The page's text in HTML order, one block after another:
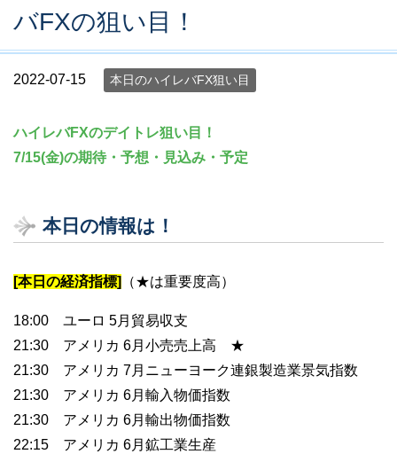
バFXの狙い目！
2022-07-15 本日のハイレバFX狙い目
ハイレバFXのデイトレ狙い目！
7/15(金)の期待・予想・見込み・予定
本日の情報は！
[本日の経済指標] （★は重要度高）
18:00 ユーロ 5月貿易収支
21:30 アメリカ 6月小売売上高 ★
21:30 アメリカ 7月ニューヨーク連銀製造業景気指数
21:30 アメリカ 6月輸入物価指数
21:30 アメリカ 6月輸出物価指数
22:15 アメリカ 6月鉱工業生産